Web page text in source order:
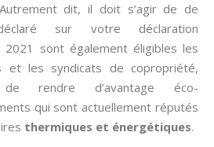
dit, il doit s’agir de de
sur votre déclaration
2021 sont également éligibles les
et les syndicats de copropriété,
rendre d’avantage éco-
qui sont actuellement réputés
thermiques et énergétiques.